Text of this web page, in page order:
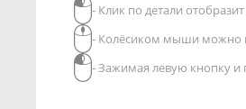
- Клик по детали
- Колёсиком мыши можно
- Зажимая левую кнопку и